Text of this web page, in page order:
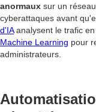
anormaux sur un
cyberattaques avant
d'IAanalysent le trafic
Machine Learning pour
administrateurs.